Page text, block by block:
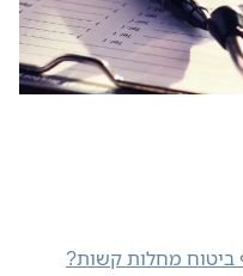
ביטוח מחלות קשות?